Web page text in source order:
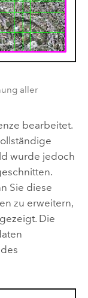
aller
bearbeitet.
wurde jedoch
Sie diese
zu erweitern,
Die